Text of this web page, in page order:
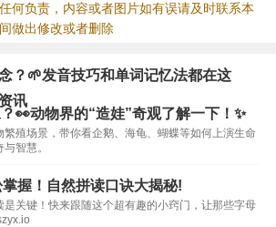
何负责，内容或者图片如有误请及时联系本
做出修改或者删除
？🌱发音技巧和单词记忆法都在这
讯
👀动物界的“造娃”奇观了解一下！✨
殖场景，带你看企鹅、海龟、蝴蝶等如何上演生命
智慧。
握！自然拼读口诀大揭秘!
关键！快来跟随这个超有趣的小窍门，让那些字母